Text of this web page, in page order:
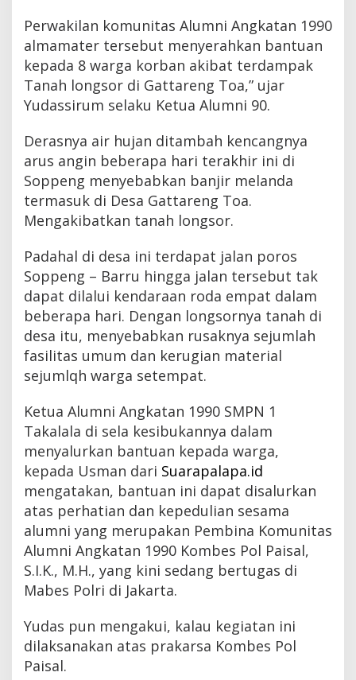
Perwakilan komunitas Alumni Angkatan 1990
almamater tersebut menyerahkan bantuan
kepada 8 warga korban akibat terdampak
Tanah longsor di Gattareng Toa,” ujar
Yudassirum selaku Ketua Alumni 90.
Derasnya air hujan ditambah kencangnya
arus angin beberapa hari terakhir ini di
Soppeng menyebabkan banjir melanda
termasuk di Desa Gattareng Toa.
Mengakibatkan tanah longsor.
Padahal di desa ini terdapat jalan poros
Soppeng – Barru hingga jalan tersebut tak
dapat dilalui kendaraan roda empat dalam
beberapa hari. Dengan longsornya tanah di
desa itu, menyebabkan rusaknya sejumlah
fasilitas umum dan kerugian material
sejumlqh warga setempat.
Ketua Alumni Angkatan 1990 SMPN 1
Takalala di sela kesibukannya dalam
menyalurkan bantuan kepada warga,
kepada Usman dari Suarapalapa.id
mengatakan, bantuan ini dapat disalurkan
atas perhatian dan kepedulian sesama
alumni yang merupakan Pembina Komunitas
Alumni Angkatan 1990 Kombes Pol Paisal,
S.I.K., M.H., yang kini sedang bertugas di
Mabes Polri di Jakarta.
Yudas pun mengakui, kalau kegiatan ini
dilaksanakan atas prakarsa Kombes Pol
Paisal.